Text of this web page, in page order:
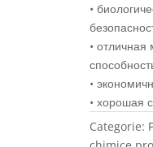
•
•
•
• хорошая
Categorie: